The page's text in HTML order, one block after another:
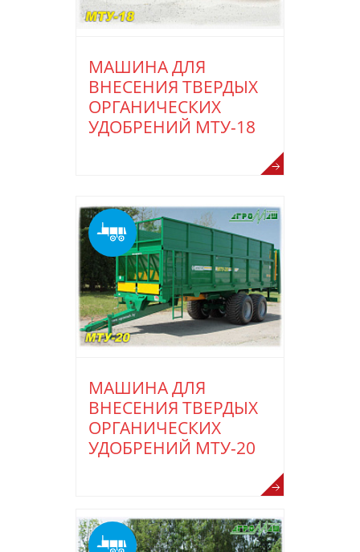
МАШИНА ДЛЯ
ВНЕСЕНИЯ ТВЕРДЫХ
ОРГАНИЧЕСКИХ
УДОБРЕНИЙ МТУ-18
МАШИНА ДЛЯ
ВНЕСЕНИЯ ТВЕРДЫХ
ОРГАНИЧЕСКИХ
УДОБРЕНИЙ МТУ-20